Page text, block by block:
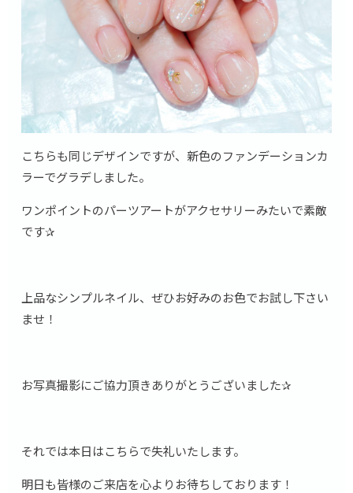
こちらも同じデザインですが、新色のファンデーションカ
ラーでグラデしました。
ワンポイントのパーツアートがアクセサリーみたいで素敵
です✰
上品なシンプルネイル、ぜひお好みのお色でお試し下さい
ませ！
お写真撮影にご協力頂きありがとうございました✰
それでは本日はこちらで失礼いたします。
明日も皆様のご来店を心よりお待ちしております！